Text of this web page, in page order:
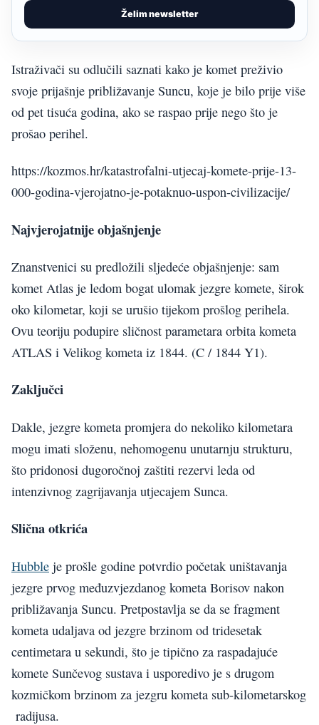
Želim newsletter
Istraživači su odlučili saznati kako je komet preživio
svoje prijašnje približavanje Suncu, koje je bilo prije više
od pet tisuća godina, ako se raspao prije nego što je
prošao perihel.
https://kozmos.hr/katastrofalni-utjecaj-komete-prije-13-
000-godina-vjerojatno-je-potaknuo-uspon-civilizacije/
Najvjerojatnije objašnjenje
Znanstvenici su predložili sljedeće objašnjenje: sam
komet Atlas je ledom bogat ulomak jezgre komete, širok
oko kilometar, koji se urušio tijekom prošlog perihela.
Ovu teoriju podupire sličnost parametara orbita kometa
ATLAS i Velikog kometa iz 1844. (C / 1844 Y1).
Zaključci
Dakle, jezgre kometa promjera do nekoliko kilometara
mogu imati složenu, nehomogenu unutarnju strukturu,
što pridonosi dugoročnoj zaštiti rezervi leda od
intenzivnog zagrijavanja utjecajem Sunca.
Slična otkrića
Hubble je prošle godine potvrdio početak uništavanja
jezgre prvog međuzvjezdanog kometa Borisov nakon
približavanja Suncu. Pretpostavlja se da se fragment
kometa udaljava od jezgre brzinom od tridesetak
centimetara u sekundi, što je tipično za raspadajuće
komete Sunčevog sustava i usporedivo je s drugom
kozmičkom brzinom za jezgru kometa sub-kilometarskog
radijusa.